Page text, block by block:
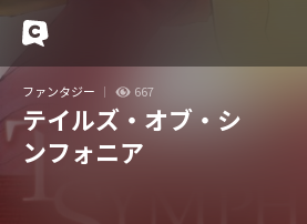
ファンタジー 667
テイルズ・オブ・シ
ンフォニア